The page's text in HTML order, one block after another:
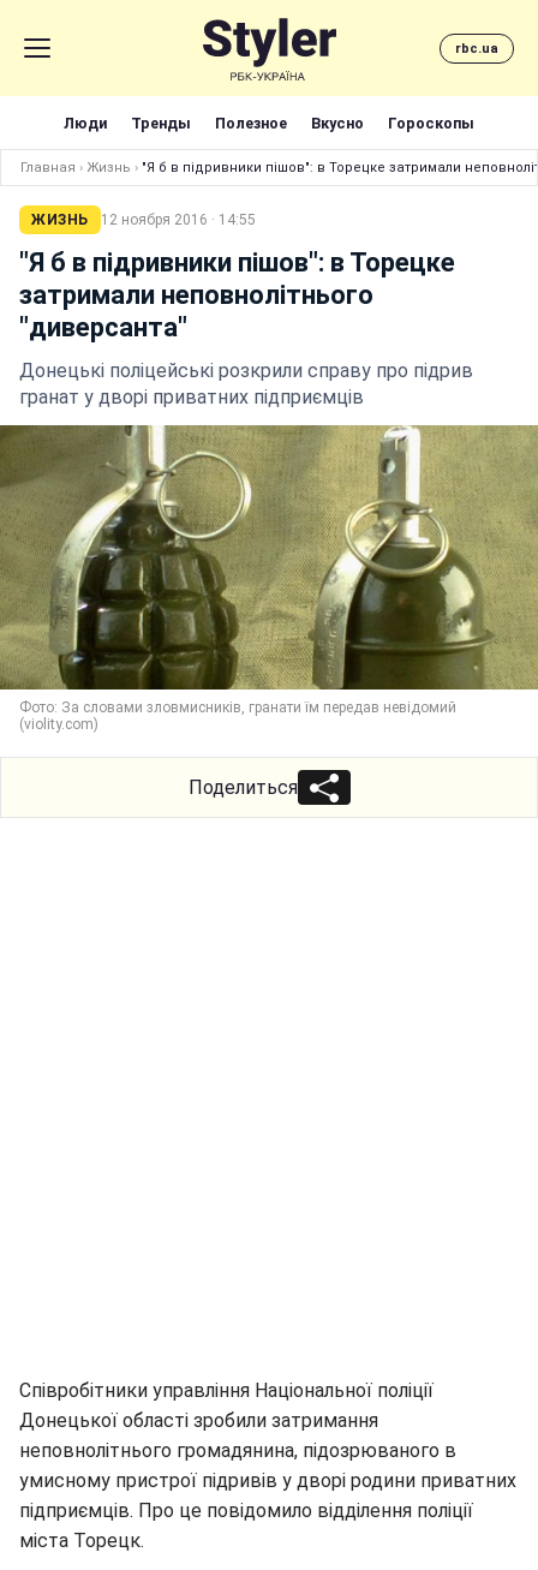
rbc.ua
Люди Тренды Полезное Вкусно Гороскопы
Главная › Жизнь › "Я б в підривники пішов": в Торецке затримали
ЖИЗНЬ 12 ноября 2016 · 14:55
"Я б в підривники пішов": в Торецке
затримали неповнолітнього
"диверсанта"
Донецькі поліцейські розкрили справу про підрив
гранат у дворі приватних підприємців
Фото: За словами зловмисників, гранати їм передав невідомий
(violity.com)
Поделиться
Співробітники управління Національної поліції
Донецької області зробили затримання
неповнолітнього громадянина, підозрюваного в
умисному пристрої підривів у дворі родини приватних
підприємців. Про це повідомило відділення поліції
міста Торецк.